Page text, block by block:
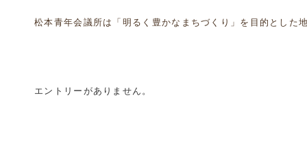
松本青年会議所は「明るく豊かなまちづくり」を目的とした
エントリーがありません。